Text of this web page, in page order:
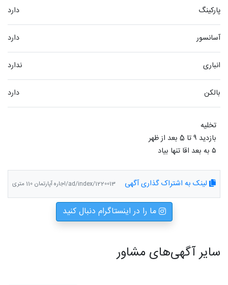
پارکینگ دارد
آسانسور دارد
انباری ندارد
بالکن دارد
۵ به بعد اقا تنها بیاد
لینک به اشتراک گذاری آگهی ad/index/1220013/اجاره آپارتمان 110 متری
ما را در اینستاگرام دنبال کنید
سایر آگهی‌های مشاور